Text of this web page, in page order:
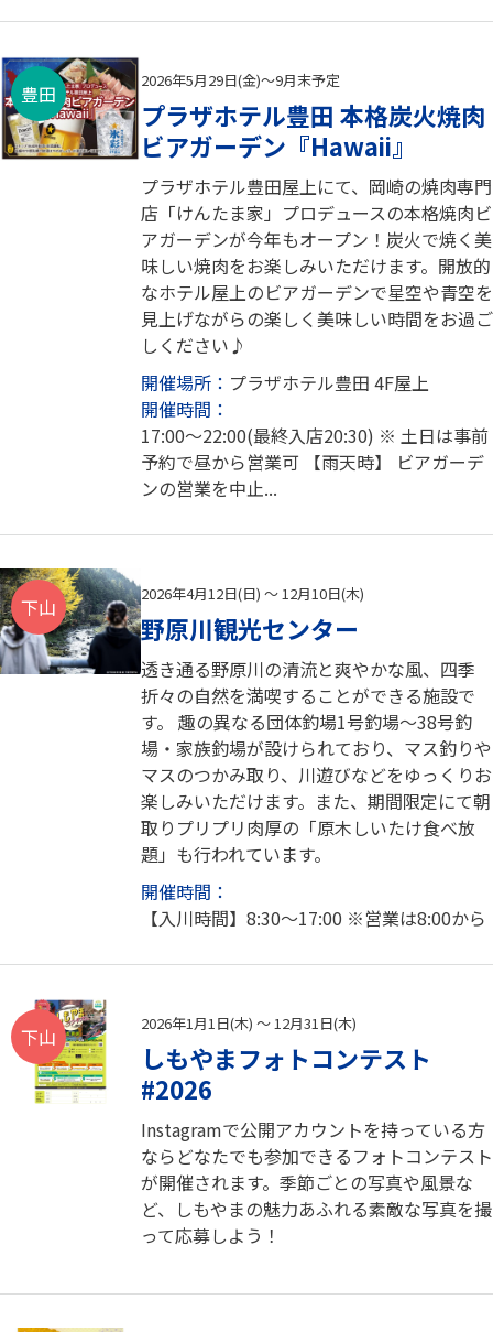
豊田
2026年5月29日(金)～9月末予定
プラザホテル豊田 本格炭火焼肉
ビアガーデン『Hawaii』
プラザホテル豊田屋上にて、岡崎の焼肉専門
店「けんたま家」プロデュースの本格焼肉ビ
アガーデンが今年もオープン！炭火で焼く美
味しい焼肉をお楽しみいただけます。開放的
なホテル屋上のビアガーデンで星空や青空を
見上げながらの楽しく美味しい時間をお過ご
しください♪
開催場所： プラザホテル豊田 4F屋上
開催時間：
17:00～22:00(最終入店20:30) ※ 土日は事前
予約で昼から営業可 【雨天時】 ビアガーデ
ンの営業を中止...
下山
2026年4月12日(日) ～ 12月10日(木)
野原川観光センター
透き通る野原川の清流と爽やかな風、四季
折々の自然を満喫することができる施設で
す。 趣の異なる団体釣場1号釣場～38号釣
場・家族釣場が設けられており、マス釣りや
マスのつかみ取り、川遊びなどをゆっくりお
楽しみいただけます。また、期間限定にて朝
取りプリプリ肉厚の「原木しいたけ食べ放
題」も行われています。
開催時間：
【入川時間】8:30～17:00 ※営業は8:00から
下山
2026年1月1日(木) ～ 12月31日(木)
しもやまフォトコンテスト
#2026
Instagramで公開アカウントを持っている方
ならどなたでも参加できるフォトコンテスト
が開催されます。季節ごとの写真や風景な
ど、しもやまの魅力あふれる素敵な写真を撮
って応募しよう！